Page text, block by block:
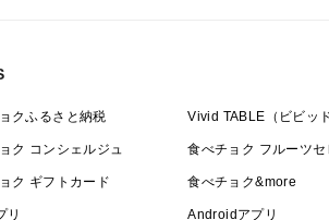
よる返品）での返金・返品・交換は受
。
ます。
クふるさと納税 Vivid TABLE（ビビッ
ク コンシェルジュ 食べチョク フルーツセ
ク ギフトカード 食べチョク&more
リ Androidアプリ